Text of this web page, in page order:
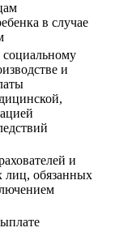
в случае
социальному
и
и
лиц, обязанных